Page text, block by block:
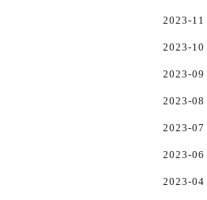
2023-11
2023-10
2023-09
2023-08
2023-07
2023-06
2023-04